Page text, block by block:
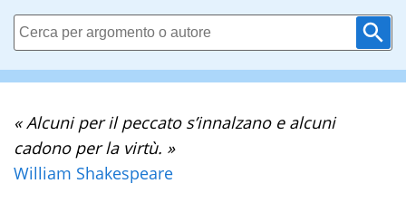
« Alcuni per il peccato s’innalzano e alcuni
cadono per la virtù. »
William Shakespeare